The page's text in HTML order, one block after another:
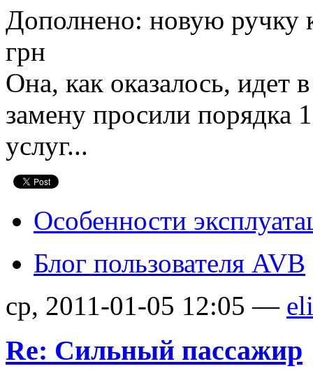
Дополнено: новую ручку
грн
Она, как оказалось, идет
замену просили порядка
услуг...
Особенности
Блог пользователя AVB
ср, 2011-01-05 12:05 —
Re: Сильный пассажир